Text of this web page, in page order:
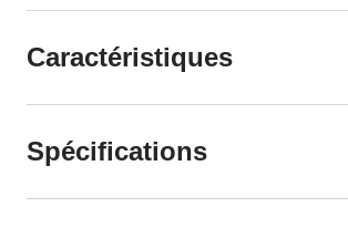
Caractéristiques
Spécifications